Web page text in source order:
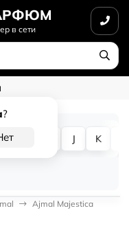
в сети
?
J K
Ajmal Majestica